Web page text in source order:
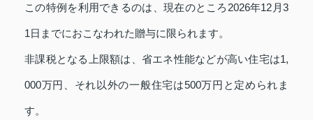
この特例を利用できるのは、現在のところ2026年12月3
1日までにおこなわれた贈与に限られます。
非課税となる上限額は、省エネ性能などが高い住宅は1,
000万円、それ以外の一般住宅は500万円と定められま
す。